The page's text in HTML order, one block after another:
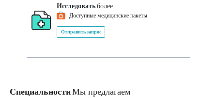
Исследоватьболее
Доступные медицинские пакеты
Отправить запрос
СпециальностиМы предлагаем